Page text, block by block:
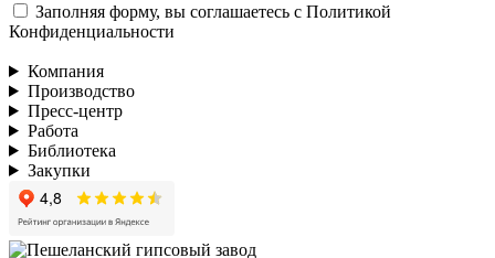
Заполняя форму, вы соглашаетесь с Политикой
Конфиденциальности
Компания
Производство
Пресс-центр
Работа
Библиотека
Закупки